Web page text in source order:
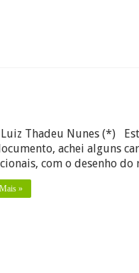
Thadeu Nunes (*)
achei alguns
com o desenho
»